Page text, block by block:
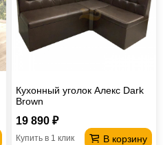
Кухонный уголок Алекс Dark
Brown
19 890 ₽
В корзину
Купить в 1 клик